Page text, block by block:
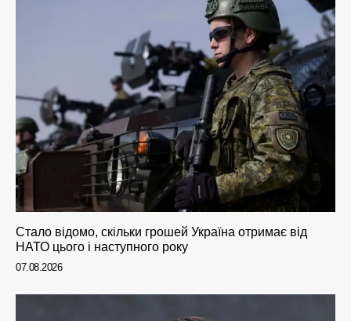
Стало відомо, скільки грошей Україна отримає від
НАТО цього і наступного року
07.08.2026